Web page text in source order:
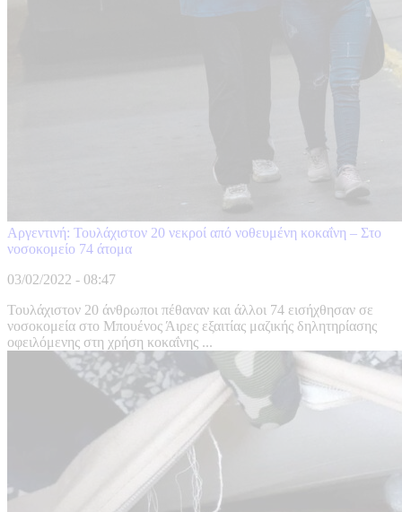
Αργεντινή: Τουλάχιστον 20 νεκροί από νοθευμένη κοκαΐνη – Στο
νοσοκομείο 74 άτομα
03/02/2022 - 08:47
Τουλάχιστον 20 άνθρωποι πέθαναν και άλλοι 74 εισήχθησαν σε
νοσοκομεία στο Μπουένος Άιρες εξαιτίας μαζικής δηλητηρίασης
οφειλόμενης στη χρήση κοκαΐνης ...